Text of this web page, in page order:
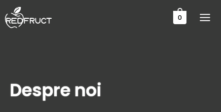
to
content
0
Despre noi